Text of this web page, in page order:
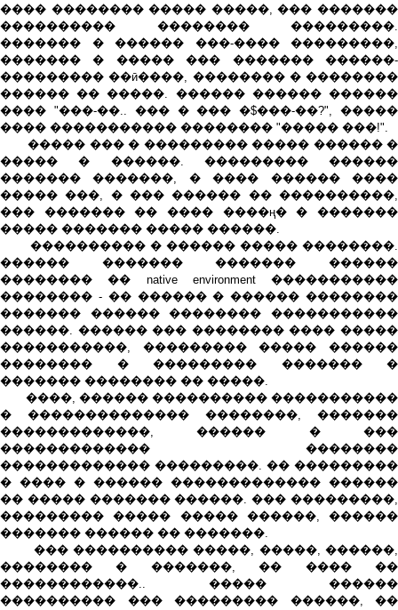
���� �������� ����� �����, ��� �������
���������� �������� ���������.
������� � ������ ���-���� ���������,
������� � ����� ��� ������� ������-
��������� ��ӣ����, �������� � ��������
������ �� �����. ������ ������ ������
���� "���-��.. ��� � ��� �$���-��?", �����
���� ����������� �������� "����� ���!".
����� ��� � ��������� ����� ������ �
����� � ������. ��������� ������
������� �������, � ���� ������ ����
����� ���, � ��� ������ �� ����������,
��� ������� �� ���� ����ң� � �������
����� ������� ����� ������.
���������� � ������ ����� ��������.
������ ������� ������� ������
�������� �� native environment �����������
�������� - �� ������ � ������ ��������
������� ������ �������� �����������
������. ������ ��� �������� ���� �����
�����������, ��������� ����� ������
�������� � ��������� ������� �
������� �������� �� �����.
����, ������ ���������� �����������
� �������������� ��������, �������
�������������, ������ � ���
������������� ��������
������������� ���������. �� ���������
� ���� � ������ ������������� ������
�� ����� ������� ������. ��� ���������,
��������� ����� ����� ������, ������
������� ������ �� �������.
��� ���������� �����, �����, ������,
�������� � �������, �� ���� ��
������������.. ����� ������
���������� ��� ��������� ������, ��